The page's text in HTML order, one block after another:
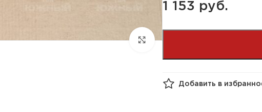
1 153 руб.
Добавить в